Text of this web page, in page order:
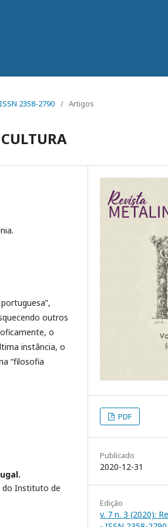
2358-2790 / Artigos
outros
o
instância, o
“filosofia
do Instituto de
PDF
Publicado
2020-12-31
Edição
v. 7 n. 3 (2020):